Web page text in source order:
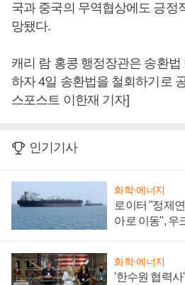
국과 중국의 무역협상에도 긍정
망됐다.
캐리 람 홍콩 행정장관은 송환
하자 4일 송환법을 철회하기로
스포스트 이한재 기자]
인기기사
화학·에너지
로이터 "정제
아로 이동", 우
화학·에너지
'한수원 협력